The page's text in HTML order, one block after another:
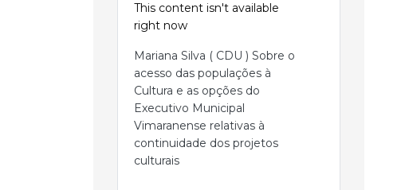
This content isn't available
right now
Mariana Silva ( CDU ) Sobre o
acesso das populações à
Cultura e as opções do
Executivo Municipal
Vimaranense relativas à
continuidade dos projetos
culturais